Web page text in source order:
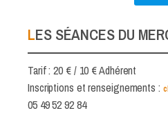
LES SÉANCES DU
Tarif : 20 € / 10 € Adhérent
Inscriptions et renseignements :
05 49 52 92 84